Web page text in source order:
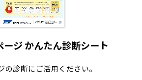
ジ かんたん診断シート
の診断にご活用ください。